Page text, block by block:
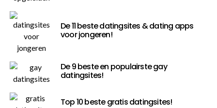
De 11 beste datingsites & dating apps
voor jongeren!
De 9 beste en populairste gay
datingsites!
Top 10 beste gratis datingsites!